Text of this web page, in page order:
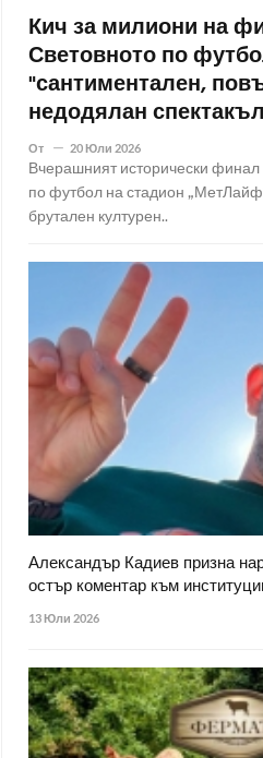
Кич за милиони на
Световното по
"сантиментален,
недодялан
От 20 Юли 2026
Вчерашният исторически финал
по футбол на стадион
брутален културен..
Александър Кадиев призна
остър коментар към
13 Юли 2026